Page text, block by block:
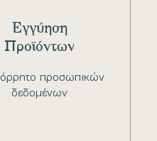
προσωπικών
δεδομένων
Εγγύηση
Προϊόντων